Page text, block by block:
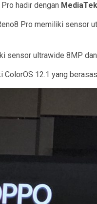
hadir dengan
Pro memiliki
sensor ultrawide 8MP
ColorOS 12.1 yang